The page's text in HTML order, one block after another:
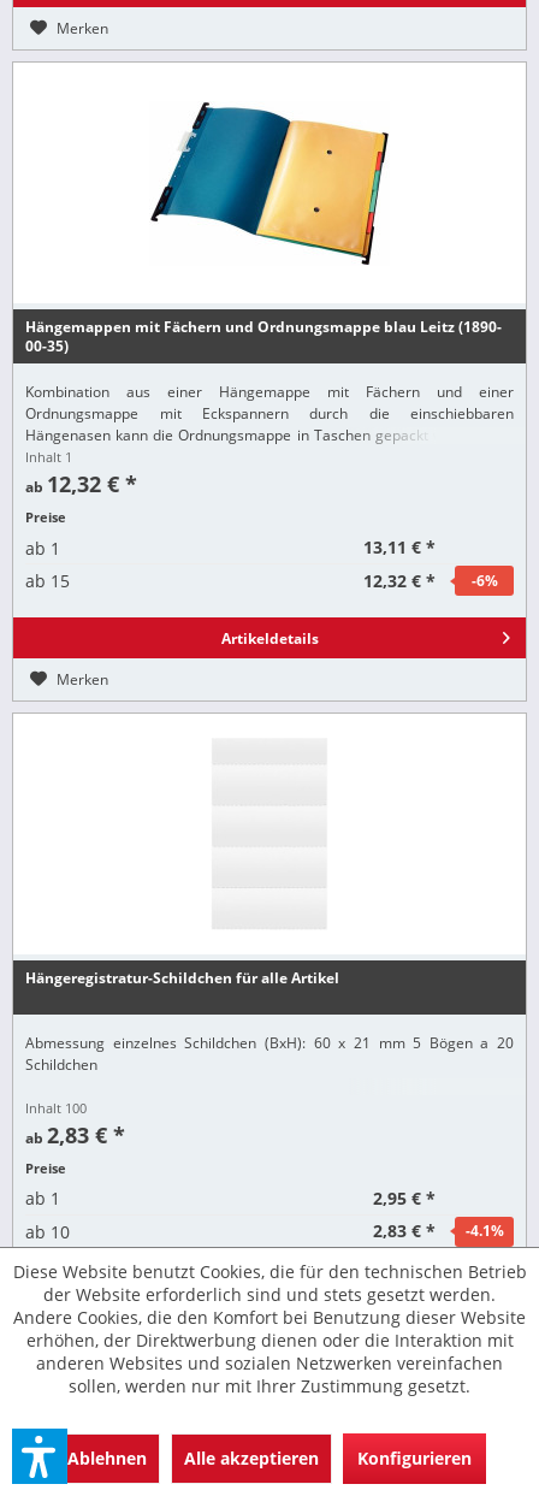
Merken
Hängemappen mit Fächern und Ordnungsmappe blau Leitz (1890-
00-35)
Kombination aus einer Hängemappe mit Fächern und einer
Ordnungsmappe mit Eckspannern durch die einschiebbaren
Hängenasen kann die Ordnungsmappe in Taschen gepackt werden und
z.B. zu Besprechungen mitgenommen werden Gummizüge über...
Inhalt 1
ab 12,32 € *
Preise
ab 1
13,11 € *
ab 15 12,32 € * -6%
Artikeldetails
Merken
Hängeregistratur-Schildchen für alle Artikel
Abmessung einzelnes Schildchen (BxH): 60 x 21 mm 5 Bögen a 20
Schildchen
Inhalt 100
ab2,83 € *
Preise
ab 1
2,95 € *
ab 10 2,83 € * -4.1%
Artikeldetails
Merken
Zahlungsarten & Versand
Diese Website benutzt Cookies, die für den technischen Betrieb
der Website erforderlich sind und stets gesetzt werden.
Andere Cookies, die den Komfort bei Benutzung dieser Website
erhöhen, der Direktwerbung dienen oder die Interaktion mit
anderen Websites und sozialen Netzwerken vereinfachen
sollen, werden nur mit Ihrer Zustimmung gesetzt.
Ablehnen Alle akzeptieren Konfigurieren